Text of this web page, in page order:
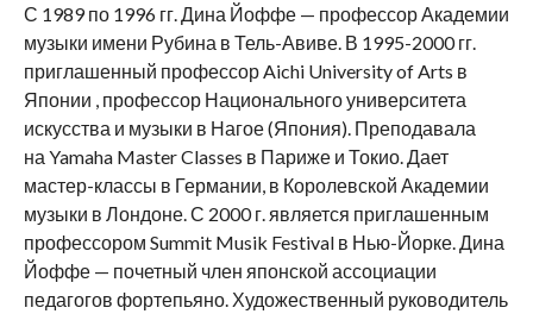
С 1989 по 1996 гг. Дина Йоффе — профессор Академии
музыки имени Рубина в Тель-Авиве. В 1995-2000 гг.
приглашенный профессор Aichi University of Arts в
Японии , профессор Национального университета
искусства и музыки в Нагое (Япония). Преподавала
на Yamaha Master Classes в Париже и Токио. Дает
мастер-классы в Германии, в Королевской Академии
музыки в Лондоне. С 2000 г. является приглашенным
профессором Summit Musik Festival в Нью-Йорке. Дина
Йоффе — почетный член японской ассоциации
педагогов фортепьяно. Художественный руководитель